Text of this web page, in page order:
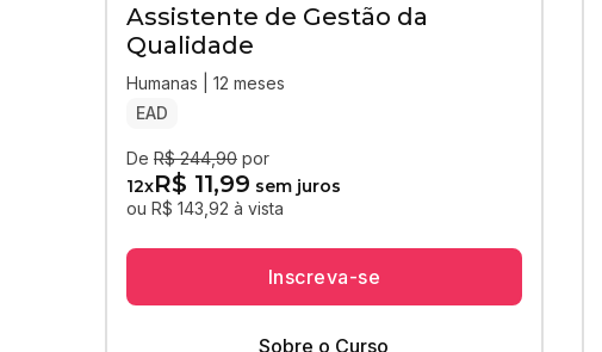
Assistente de Gestão da
Qualidade
Humanas | 12 meses
EAD
De R$ 244,90 por
12xR$ 11,99 sem juros
ou R$ 143,92 à vista
Inscreva-se
Sobre o Curso